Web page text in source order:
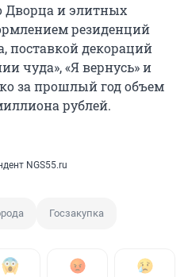
Дворца и элитных
резиденций
поставкой декораций
чуда», «Я вернусь» и
за прошлый год объем
рублей.
NGS55.ru
Госзакупка